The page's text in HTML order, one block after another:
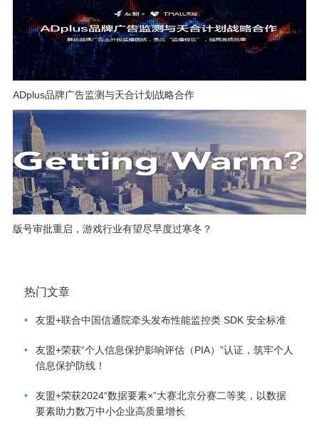
ADplus品牌广告监测与天合计划战略合作
版号审批重启，游戏行业有望尽早度过寒冬？
热门文章
• 友盟+联合中国信通院牵头发布性能监控类 SDK 安全标准
•
友盟+荣获“个人信息保护影响评估（PIA）”认证，筑牢个人
信息保护防线！
•
友盟+荣获2024“数据要素×”大赛北京分赛二等奖，以数据
要素助力数万中小企业高质量增长